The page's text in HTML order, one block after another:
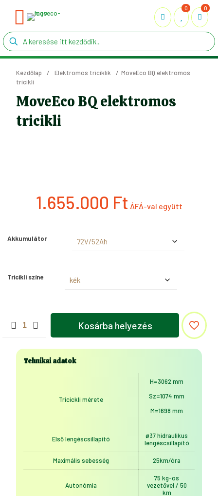
0 0
Kezdőlap / Elektromos triciklik / MoveEco BQ elektromos
tricikli
MoveEco BQ elektromos
tricikli
1.655.000 Ft
Akkumulátor
Tricikli színe
mennyiség
Kosárba helyezés
Tehnikai adatok
Tricickli mérete
H=3062 mm
Sz=1074 mm
M=1698 mm
Első lengéscsillapító
ø37 hidraulikus
lengéscsillapító
Maximális sebesség 25km/óra
Autonómia
75 kg-os
vezetővel / 50
km